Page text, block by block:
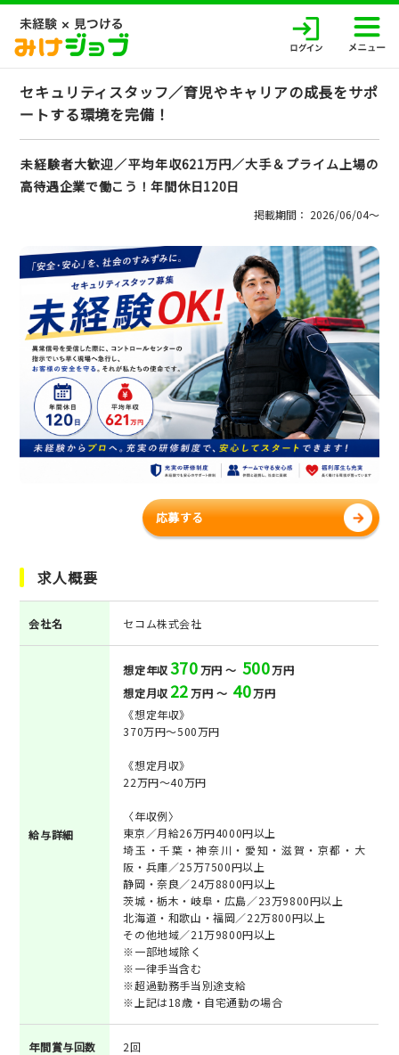
セキュリティスタッフ／育児やキャリアの成長をサポ
ートする環境を完備！
未経験者大歓迎／平均年収621万円／大手＆プライム上場の
高待遇企業で働こう！年間休日120日
掲載期間： 2026/06/04〜
応募する
求人概要
会社名 セコム株式会社
給与詳細
想定年収370万円 ～ 500万円
想定月収 22万円 ～ 40万円
《想定年収》
370万円～500万円
《想定月収》
22万円～40万円
〈年収例〉
東京／月給26万円4000円以上
埼玉・千葉・神奈川・愛知・滋賀・京都・大
阪・兵庫／25万7500円以上
静岡・奈良／24万8800円以上
茨城・栃木・岐阜・広島／23万9800円以上
北海道・和歌山・福岡／22万800円以上
その他地域／21万9800円以上
※一部地域除く
※一律手当含む
※超過勤務手当別途支給
※上記は18歳・自宅通勤の場合
年間賞与回数 2回